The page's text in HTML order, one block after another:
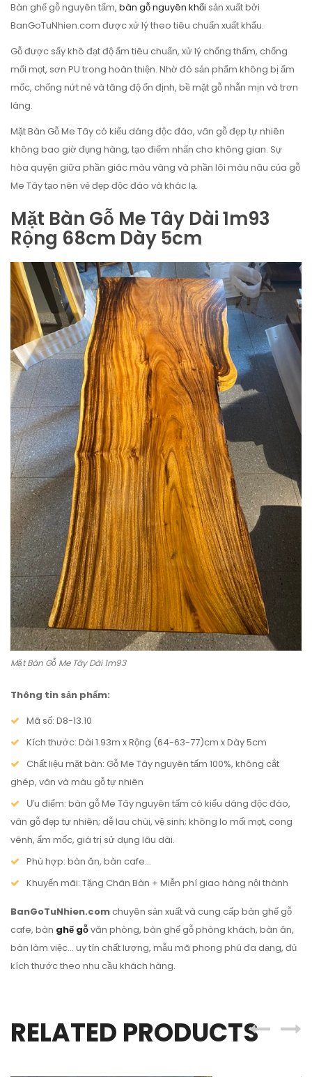
Bàn ghế gỗ nguyên tấm, bàn gỗ nguyên khối sản xuất bởi
BanGoTuNhien.com được xử lý theo tiêu chuẩn xuất khẩu.
Gỗ được sấy khô đạt độ ẩm tiêu chuẩn, xử lý chống thấm, chống
mối mọt, sơn PU trong hoàn thiện. Nhờ đó sản phẩm không bị ẩm
mốc, chống nứt nẻ và tăng độ ổn định, bề mặt gỗ nhẵn mịn và trơn
láng.
Mặt Bàn Gỗ Me Tây có kiểu dáng độc đáo, vân gỗ đẹp tự nhiên
không bao giờ đụng hàng, tạo điểm nhấn cho không gian. Sự
hòa quyện giữa phần giác màu vàng và phần lõi màu nâu của gỗ
Me Tây tạo nên vẻ đẹp độc đáo và khác lạ.
Mặt Bàn Gỗ Me Tây Dài 1m93
Rộng 68cm Dày 5cm
Mặt Bàn Gỗ Me Tây Dài 1m93
Thông tin sản phẩm:
Mã số: D8-13.10
Kích thước: Dài 1.93m x Rộng (64-63-77)cm x Dày 5cm
Chất liệu mặt bàn: Gỗ Me Tây nguyên tấm 100%, không cắt
ghép, vân và màu gỗ tự nhiên
Ưu điểm: bàn gỗ Me Tây nguyên tấm có kiểu dáng độc đáo,
vân gỗ đẹp tự nhiên; dễ lau chùi, vệ sinh; không lo mối mọt, cong
vênh, ẩm mốc, giá trị sử dụng lâu dài.
Phù hợp: bàn ăn, bàn cafe…
Khuyến mãi: Tặng Chân Bàn + Miễn phí giao hàng nội thành
BanGoTuNhien.comchuyên sản xuất và cung cấp bàn ghế gỗ
cafe, bàn ghế gỗvăn phòng, bàn ghế gỗ phòng khách, bàn ăn,
bàn làm việc… uy tín chất lượng, mẫu mã phong phú đa dạng, đủ
kích thước theo nhu cầu khách hàng.
RELATED PRODUCTS